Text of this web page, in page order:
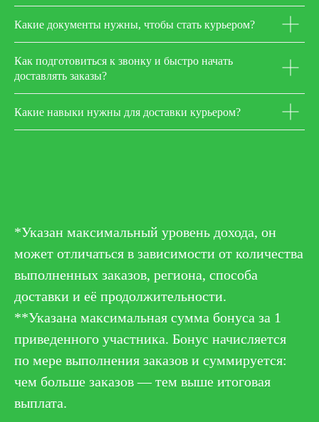
Какие документы нужны, чтобы стать курьером?
Как подготовиться к звонку и быстро начать
доставлять заказы?
Какие навыки нужны для доставки курьером?
*Указан максимальный уровень дохода, он
может отличаться в зависимости от количества
выполненных заказов, региона, способа
доставки и её продолжительности.
**Указана максимальная сумма бонуса за 1
приведенного участника. Бонус начисляется
по мере выполнения заказов и суммируется:
чем больше заказов — тем выше итоговая
выплата.